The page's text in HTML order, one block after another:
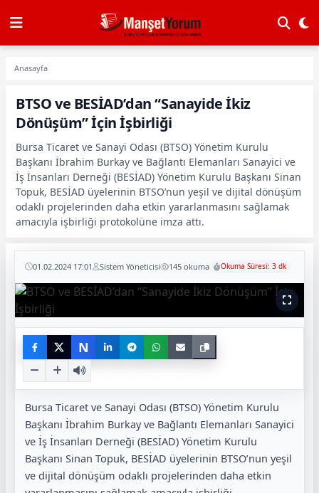
Anasayfa
BTSO ve BESİAD’dan “Sanayide İkiz
Dönüşüm” İçin İşbirliği
Bursa Ticaret ve Sanayi Odası (BTSO) Yönetim Kurulu
Başkanı İbrahim Burkay ve Bağlantı Elemanları Sanayici ve
İş İnsanları Derneği (BESİAD) Yönetim Kurulu Başkanı Sinan
Topuk, BESİAD üyelerinin BTSO’nun yeşil ve dijital dönüşüm
odaklı projelerinden daha etkin yararlanmasını sağlamak
amacıyla işbirliği protokolüne imza attı.
01.02.2024 17:01 Sistem Yöneticisi 145 okuma Okuma Süresi: 3 dk
N
Bursa Ticaret ve Sanayi Odası (BTSO) Yönetim Kurulu
Başkanı İbrahim Burkay ve Bağlantı Elemanları Sanayici
ve İş İnsanları Derneği (BESİAD) Yönetim Kurulu
Başkanı Sinan Topuk, BESİAD üyelerinin BTSO’nun yeşil
ve dijital dönüşüm odaklı projelerinden daha etkin